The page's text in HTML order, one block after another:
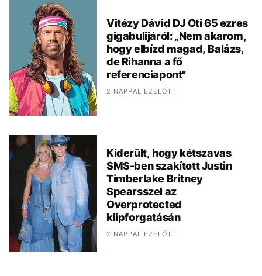
Vitézy Dávid DJ Oti 65 ezres
gigabulijáról: „Nem akarom,
hogy elbízd magad, Balázs,
de Rihanna a fő
referenciapont"
2 NAPPAL EZELŐTT
Kiderült, hogy kétszavas
SMS-ben szakított Justin
Timberlake Britney
Spearsszel az
Overprotected
klipforgatásán
2 NAPPAL EZELŐTT